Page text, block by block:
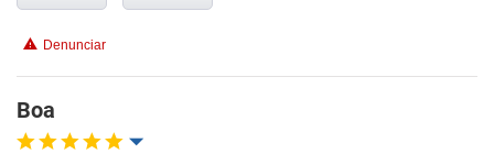
Benefícios
Recomenda esta empresa
Denunciar
Boa